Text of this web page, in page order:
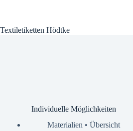
Textiletiketten Hödtke
Individuelle Möglichkeiten
Materialien • Übersicht